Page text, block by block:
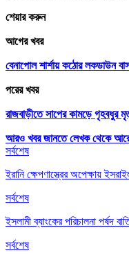
শেয়ার করুন
আগের খবর
বেনাপোল শার্শায় কঠোর লকডাউন
পরের খবর
রাজবাড়ীতে সাপের কামড়ে গৃহবধুর
আরও খবর জানতে লেখক থেকে
সর্বশেষ
ইরানি ক্ষেপণাস্ত্রের অপেক্ষায়
সর্বশেষ
ইসলামী ব্যাংকের পরিচালনা পর্ষদ
সর্বশেষ